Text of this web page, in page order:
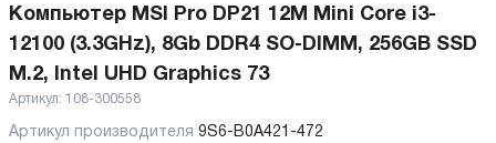
Компьютер MSI Pro DP21 12M Mini Core i3-
12100 (3.3GHz), 8Gb DDR4 SO-DIMM, 256GB SSD
M.2, Intel UHD Graphics 73
Артикул: 108-300558
Артикул производителя 9S6-B0A421-472